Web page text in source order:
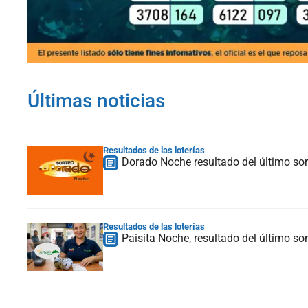
Últimas noticias
Resultados de las loterías
Dorado Noche resultado del último
Resultados de las loterías
Paisita Noche, resultado del último